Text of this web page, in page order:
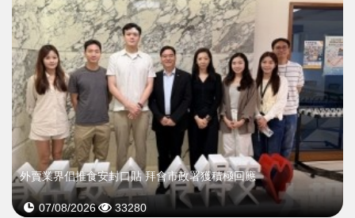
外賣業界倡推食安封口貼 拜會市政署獲積極回應
07/08/2026 33280